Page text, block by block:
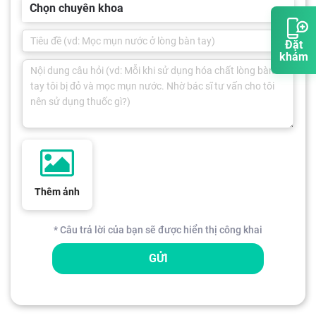
Đặt
khám
Chọn chuyên khoa
Thêm ảnh
* Câu trả lời của bạn sẽ được hiển thị công khai
GỬI